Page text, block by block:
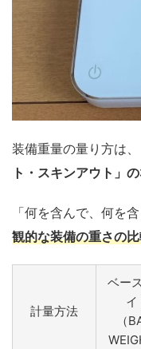
装備重量の量り方は、
ト・スキンアウト」
「何を含んで、何を
観的な装備の重さの
計量方法
ベー
イ
（